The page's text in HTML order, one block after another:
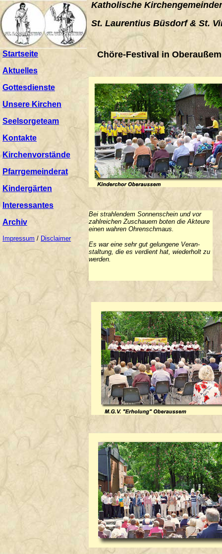
Katholische
St. Laurentius Büsdorf & St.
Startseite
Aktuelles
Gottesdienste
Unsere Kirchen
Seelsorgeteam
Kontakte
Kirchenvorstände
Pfarrgemeinderat
Kindergärten
Interessantes
Archiv
Impressum / Disclaimer
Chöre-Festival in Oberaußem
Bei strahlendem Sonnenschein und vor
zahlreichen Zuschauern boten die Akteure
einen wahren Ohrenschmaus.
Es war eine sehr gut gelungene Veran-
staltung, die es verdient hat, wiederholt zu
werden.